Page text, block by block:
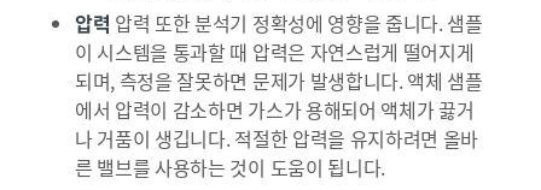
압력 압력 또한 분석기 정확성에 영향을 줍니다. 샘플
이 시스템을 통과할 때 압력은 자연스럽게 떨어지게
되며, 측정을 잘못하면 문제가 발생합니다. 액체 샘플
에서 압력이 감소하면 가스가 용해되어 액체가 끓거
나 거품이 생깁니다. 적절한 압력을 유지하려면 올바
른 밸브를 사용하는 것이 도움이 됩니다.